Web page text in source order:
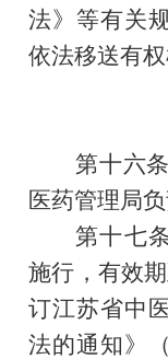
法》等有关
依法移送有权
第十六条
医药管理局负
第十七
施行 ，有效
订江苏省中
法的通知》